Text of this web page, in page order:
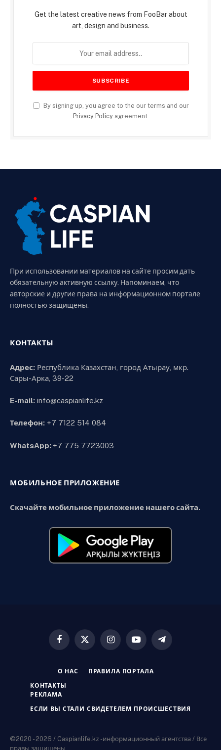
Get the latest creative news from FooBar about
art, design and business.
By signing up, you agree to the our terms and our
Privacy Policyagreement.
При использовании материалов на сайте просим дать
обязательную активную ссылку. Напоминаем, что
авторские и другие права на информационном портале
полностью защищены.
КОНТАКТЫ
Адрес: Республика Казахстан, город Атырау, мкр.
Сары-Арка, 39-22
E-mail: info@caspianlife.kz
Телефон: +7 7122 514 084
WhatsApp: +7 775 7723003
МОБИЛЬНОЕ ПРИЛОЖЕНИЕ
Скачайте мобильное приложение нашего сайта.
Facebook
X
InstagramYouTubeTelegram
О НАС ПРАВИЛА ПОРТАЛА
КОНТАКТЫ
РЕКЛАМА
ЕСЛИ ВЫ СТАЛИ СВИДЕТЕЛЕМ ПРОИСШЕСТВИЯ
©2020 - 2026 / Caspianlife.kz -информационный агентства / Все
правы защищены.